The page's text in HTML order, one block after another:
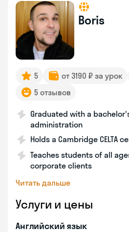
Boris
5 от 3190 ₽ за урок
5 отзывов
Graduated with a
administration
Holds a Cambridge CELTA
Teaches students of all
corporate clients
Читать дальше
Услуги и цены
Английский язык